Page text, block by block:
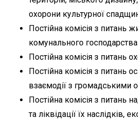
охорони культурної
Постійна комісія з питань
комунального господарства
Постійна комісія з питань
Постійна комісія з питань
взаємодії з громадськими
Постійна комісія з питань
та ліквідації їх наслідків,